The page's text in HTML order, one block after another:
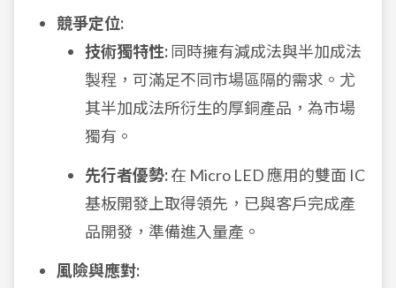
競爭定位:
技術獨特性: 同時擁有減成法與半加成法
製程，可滿足不同市場區隔的需求。尤
其半加成法所衍生的厚銅產品，為市場
獨有。
先行者優勢:在 Micro LED 應用的雙面 IC
基板開發上取得領先，已與客戶完成產
品開發，準備進入量產。
風險與應對: